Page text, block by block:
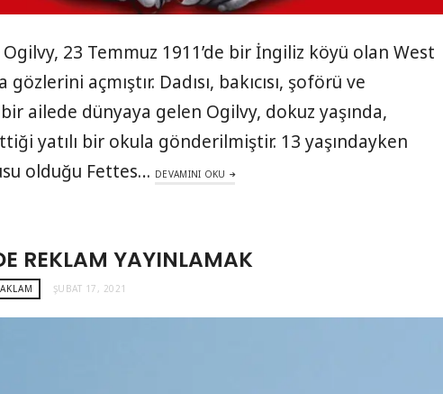
23 Temmuz 1911’de bir İngiliz köyü olan West
açmıştır. Dadısı, bakıcısı, şoförü ve
ailede dünyaya gelen Ogilvy, dokuz yaşında,
yatılı bir okula gönderilmiştir. 13 yaşındayken
olduğu Fettes… DEVAMINI OKU
REKLAM YAYINLAMAK
ŞUBAT 17, 2021